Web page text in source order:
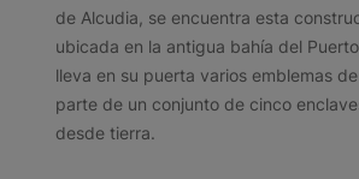
de Alcudia, se encuentra esta
ubicada en la antigua bahía del
lleva en su puerta varios emblemas
parte de un conjunto de cinco
desde tierra.